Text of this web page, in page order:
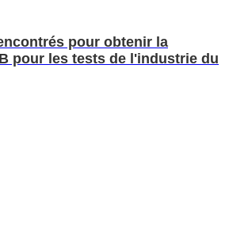
pour obtenir la
pour les tests de l'industrie du